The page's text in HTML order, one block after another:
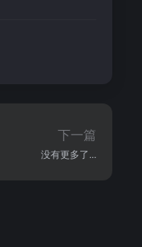
下一篇
没有更多了...